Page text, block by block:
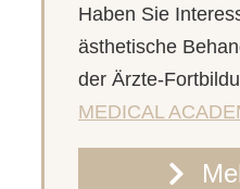
Haben Sie
ästhetische
der Ärzte-
MEDICAL